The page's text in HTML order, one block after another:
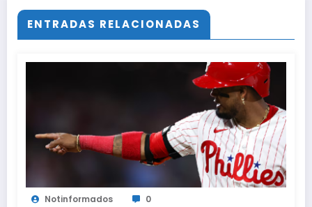
ENTRADAS RELACIONADAS
Notinformados 0